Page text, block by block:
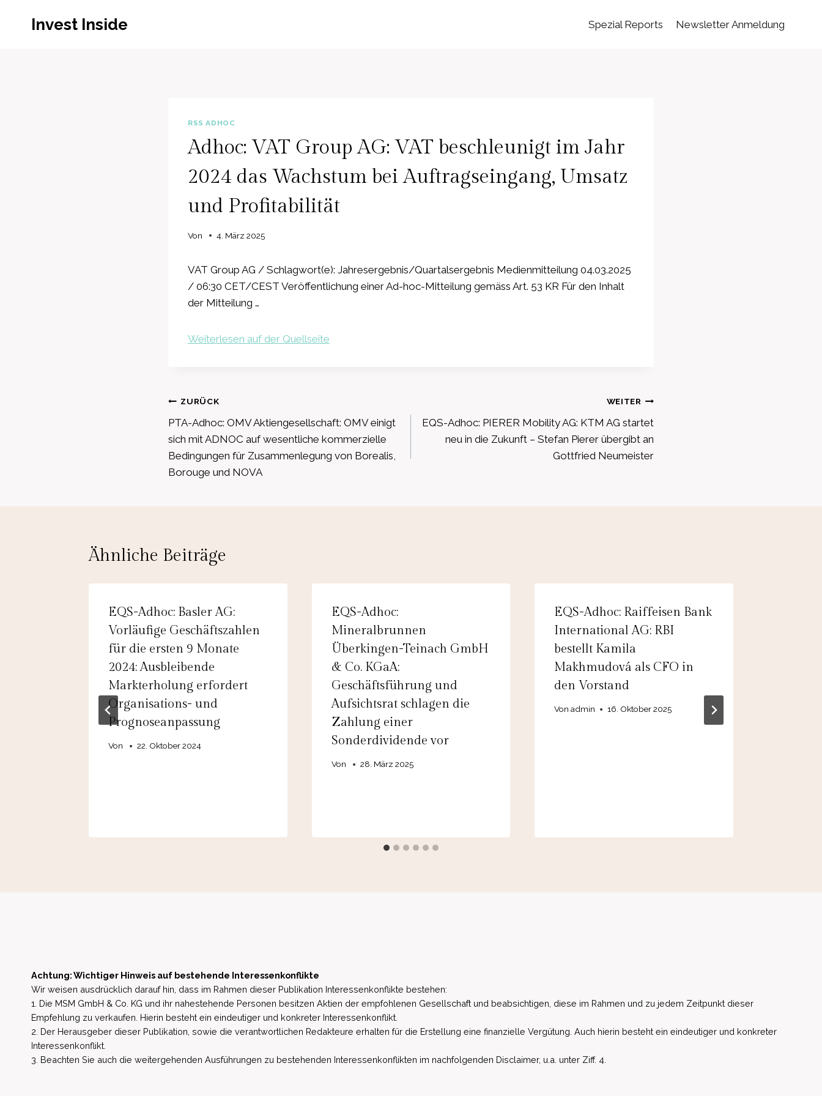
Invest Inside Spezial Reports Newsletter Anmeldung
RSS ADHOC
Adhoc: VAT Group AG: VAT beschleunigt im Jahr
2024 das Wachstum bei Auftragseingang, Umsatz
und Profitabilität
Von 4. März 2025
VAT Group AG / Schlagwort(e): Jahresergebnis/Quartalsergebnis Medienmitteilung 04.03.2025
/ 06:30 CET/CEST Veröffentlichung einer Ad-hoc-Mitteilung gemäss Art. 53 KR Für den Inhalt
der Mitteilung …
Weiterlesen auf der Quellseite
Beitragsnavigation
ZURÜCK
PTA-Adhoc: OMV Aktiengesellschaft: OMV einigt
sich mit ADNOC auf wesentliche kommerzielle
Bedingungen für Zusammenlegung von Borealis,
Borouge und NOVA
WEITER
EQS-Adhoc: PIERER Mobility AG: KTM AG startet
neu in die Zukunft – Stefan Pierer übergibt an
Gottfried Neumeister
Ähnliche Beiträge
EQS-Adhoc: Basler AG:
Vorläufige Geschäftszahlen
für die ersten 9 Monate
2024: Ausbleibende
Markterholung erfordert
Organisations- und
Prognoseanpassung
Von 22. Oktober 2024
EQS-Adhoc:
Mineralbrunnen
Überkingen-Teinach GmbH
& Co. KGaA:
Geschäftsführung und
Aufsichtsrat schlagen die
Zahlung einer
Sonderdividende vor
Von 28. März 2025
EQS-Adhoc: Raiffeisen Bank
International AG: RBI
bestellt Kamila
Makhmudová als CFO in
den Vorstand
Von admin 16. Oktober 2025
Achtung: Wichtiger Hinweis auf bestehende Interessenkonflikte
Wir weisen ausdrücklich darauf hin, dass im Rahmen dieser Publikation Interessenkonflikte bestehen:
1. Die MSM GmbH & Co. KG und ihr nahestehende Personen besitzen Aktien der empfohlenen Gesellschaft und beabsichtigen, diese im Rahmen und zu jedem Zeitpunkt dieser
Empfehlung zu verkaufen. Hierin besteht ein eindeutiger und konkreter Interessenkonflikt.
2. Der Herausgeber dieser Publikation, sowie die verantwortlichen Redakteure erhalten für die Erstellung eine finanzielle Vergütung. Auch hierin besteht ein eindeutiger und konkreter
Interessenkonflikt.
3. Beachten Sie auch die weitergehenden Ausführungen zu bestehenden Interessenkonflikten im nachfolgenden Disclaimer, u.a. unter Ziff. 4.